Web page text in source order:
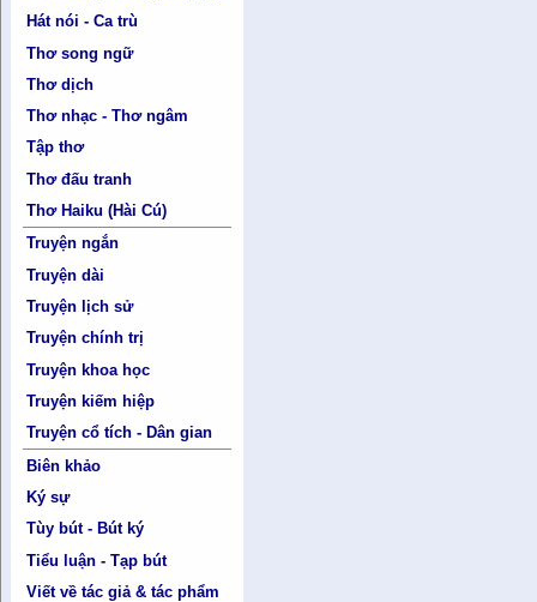
Hát nói - Ca trù
Thơ song ngữ
Thơ dịch
Thơ nhạc - Thơ ngâm
Tập thơ
Thơ đấu tranh
Thơ Haiku (Hài Cú)
Truyện ngắn
Truyện dài
Truyện lịch sử
Truyện chính trị
Truyện khoa học
Truyện kiếm hiệp
Truyện cổ tích - Dân gian
Biên khảo
Ký sự
Tùy bút - Bút ký
Tiểu luận - Tạp bút
Viết về tác giả & tác phẩm